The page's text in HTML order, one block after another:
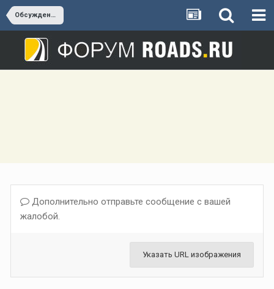
Обсуждение А-290 (Новороссийск - Керчь)
Дополнительно отправьте сообщение с вашей
жалобой.
Указать URL изображения